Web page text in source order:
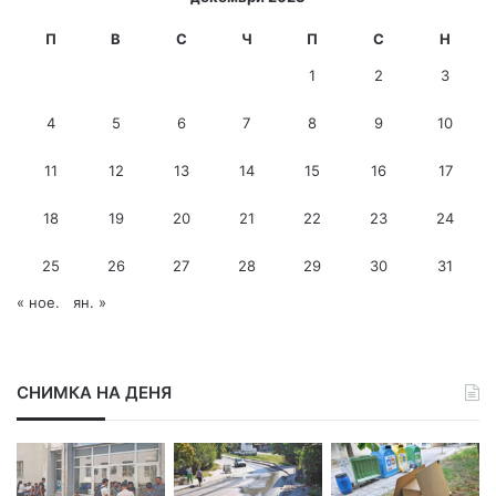
П В С Ч П С Н
1 2 3
4 5 6 7 8 9 10
11 12 13 14 15 16 17
18 19 20 21 22 23 24
25 26 27 28 29 30 31
« ное. ян. »
СНИМКА НА ДЕНЯ